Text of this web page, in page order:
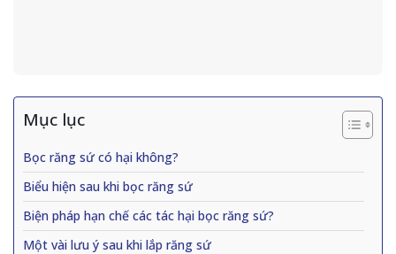
Mục lục
Bọc răng sứ có hại không?
Biểu hiện sau khi bọc răng sứ
Biện pháp hạn chế các tác hại bọc răng sứ?
Một vài lưu ý sau khi lắp răng sứ